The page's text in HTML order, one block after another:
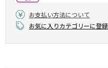
お支払い方法について
お気に入りカテゴリーに登録